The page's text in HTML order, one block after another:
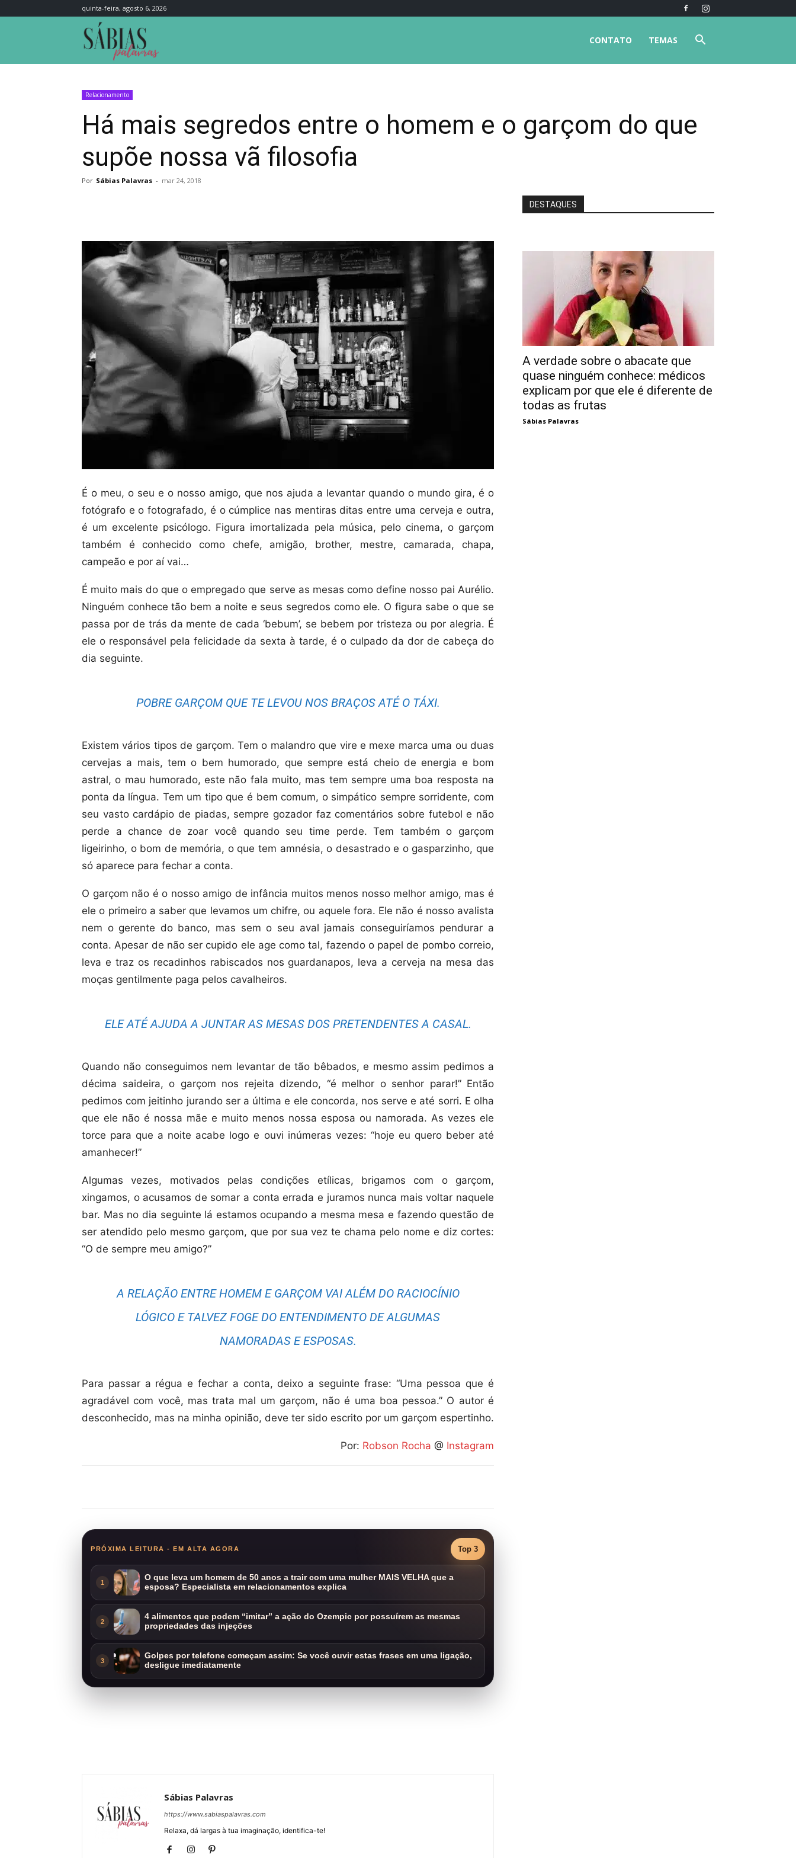
quinta-feira, agosto 6, 2026
TEMAS
CONTATO
Relacionamento
Há mais segredos entre o homem e o garçom do que
supõe nossa vã filosofia
Por Sábias Palavras - mar 24, 2018
É o meu, o seu e o nosso amigo, que nos ajuda a levantar quando o mundo gira, é o
fotógrafo e o fotografado, é o cúmplice nas mentiras ditas entre uma cerveja e outra,
é um excelente psicólogo. Figura imortalizada pela música, pelo cinema, o garçom
também é conhecido como chefe, amigão, brother, mestre, camarada, chapa,
campeão e por aí vai…
É muito mais do que o empregado que serve as mesas como define nosso pai Aurélio.
Ninguém conhece tão bem a noite e seus segredos como ele. O figura sabe o que se
passa por de trás da mente de cada ‘bebum’, se bebem por tristeza ou por alegria. É
ele o responsável pela felicidade da sexta à tarde, é o culpado da dor de cabeça do
dia seguinte.
POBRE GARÇOM QUE TE LEVOU NOS BRAÇOS ATÉ O TÁXI.
Existem vários tipos de garçom. Tem o malandro que vire e mexe marca uma ou duas
cervejas a mais, tem o bem humorado, que sempre está cheio de energia e bom
astral, o mau humorado, este não fala muito, mas tem sempre uma boa resposta na
ponta da língua. Tem um tipo que é bem comum, o simpático sempre sorridente, com
seu vasto cardápio de piadas, sempre gozador faz comentários sobre futebol e não
perde a chance de zoar você quando seu time perde. Tem também o garçom
ligeirinho, o bom de memória, o que tem amnésia, o desastrado e o gasparzinho, que
só aparece para fechar a conta.
O garçom não é o nosso amigo de infância muitos menos nosso melhor amigo, mas é
ele o primeiro a saber que levamos um chifre, ou aquele fora. Ele não é nosso avalista
nem o gerente do banco, mas sem o seu aval jamais conseguiríamos pendurar a
conta. Apesar de não ser cupido ele age como tal, fazendo o papel de pombo correio,
leva e traz os recadinhos rabiscados nos guardanapos, leva a cerveja na mesa das
moças gentilmente paga pelos cavalheiros.
ELE ATÉ AJUDA A JUNTAR AS MESAS DOS PRETENDENTES A CASAL.
Quando não conseguimos nem levantar de tão bêbados, e mesmo assim pedimos a
décima saideira, o garçom nos rejeita dizendo, “é melhor o senhor parar!” Então
pedimos com jeitinho jurando ser a última e ele concorda, nos serve e até sorri. E olha
que ele não é nossa mãe e muito menos nossa esposa ou namorada. As vezes ele
torce para que a noite acabe logo e ouvi inúmeras vezes: “hoje eu quero beber até
amanhecer!”
Algumas vezes, motivados pelas condições etílicas, brigamos com o garçom,
xingamos, o acusamos de somar a conta errada e juramos nunca mais voltar naquele
bar. Mas no dia seguinte lá estamos ocupando a mesma mesa e fazendo questão de
ser atendido pelo mesmo garçom, que por sua vez te chama pelo nome e diz cortes:
“O de sempre meu amigo?”
A RELAÇÃO ENTRE HOMEM E GARÇOM VAI ALÉM DO RACIOCÍNIO
LÓGICO E TALVEZ FOGE DO ENTENDIMENTO DE ALGUMAS
NAMORADAS E ESPOSAS.
Para passar a régua e fechar a conta, deixo a seguinte frase: “Uma pessoa que é
agradável com você, mas trata mal um garçom, não é uma boa pessoa.” O autor é
desconhecido, mas na minha opinião, deve ter sido escrito por um garçom espertinho.
Por: Robson Rocha @ Instagram
PRÓXIMA LEITURA - EM ALTA AGORA Top 3
1
O que leva um homem de 50 anos a trair com uma mulher MAIS VELHA que a
esposa? Especialista em relacionamentos explica
2
4 alimentos que podem “imitar” a ação do Ozempic por possuírem as mesmas
propriedades das injeções
3
Golpes por telefone começam assim: Se você ouvir estas frases em uma ligação,
desligue imediatamente
Sábias Palavras
https://www.sabiaspalavras.com
Relaxa, dá largas à tua imaginação, identifica-te!
DESTAQUES
A verdade sobre o abacate que
quase ninguém conhece: médicos
explicam por que ele é diferente de
todas as frutas
Sábias Palavras